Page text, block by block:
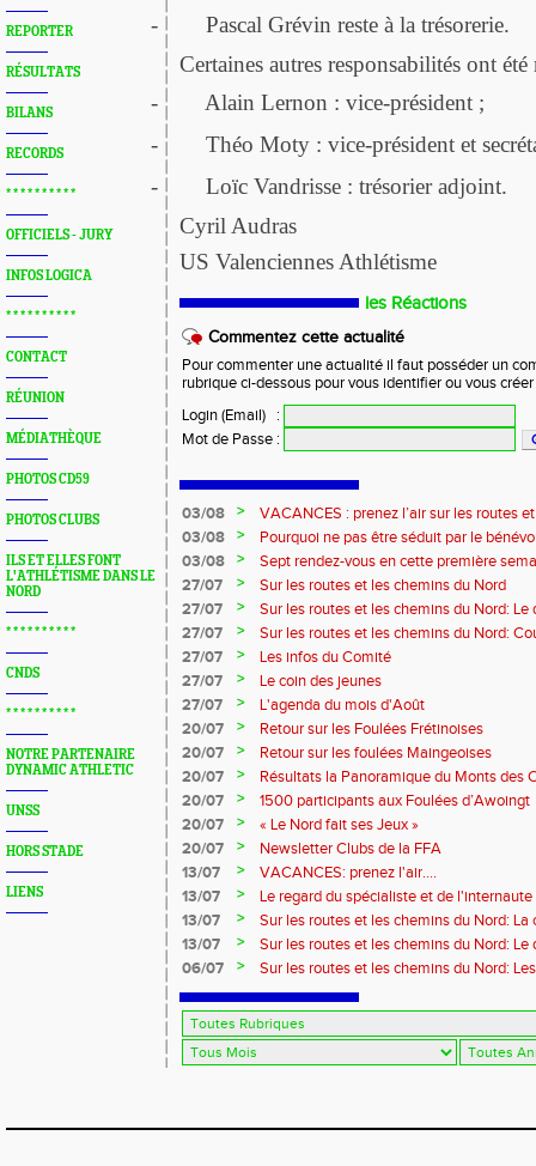
REPORTER
RÉSULTATS
BILANS
RECORDS
* * * * * * * * * *
OFFICIELS - JURY
INFOS LOGICA
* * * * * * * * * *
CONTACT
RÉUNION
MÉDIATHÈQUE
PHOTOS CD59
PHOTOS CLUBS
ILS ET ELLES FONT
L'ATHLÉTISME DANS LE
NORD
* * * * * * * * * *
CNDS
* * * * * * * * * *
NOTRE PARTENAIRE
DYNAMIC ATHLETIC
UNSS
HORS STADE
LIENS
-
Pascal Grévin reste à la trésorerie.
Certaines autres responsabilités ont été
-
Alain Lernon : vice-président ;
-
Théo Moty : vice-président et
-
Loïc Vandrisse : trésorier adjoint.
Cyril Audras
US Valenciennes Athlétisme
les Réactions
Commentez cette actualité
Pour commenter une actualité il faut posséder un
rubrique ci-dessous pour vous identifier ou vous
Login (Email)
:
Mot de Passe :
03/08 >
VACANCES : prenez l’air sur les routes
03/08
>
Pourquoi ne pas être séduit par le
?...
03/08 >
Sept rendez-vous en cette première
27/07
>
Sur les routes et les chemins du Nord
27/07
>
Sur les routes et les chemins du Nord:
27/07
>
Sur les routes et les chemins du Nord:
Marque
27/07 >
Les infos du Comité
27/07
>
Le coin des jeunes
27/07
>
L'agenda du mois d'Août
20/07
>
Retour sur les Foulées Frétinoises
20/07
>
Retour sur les foulées Maingeoises
20/07
>
Résultats la Panoramique du Monts des
20/07
>
1500 participants aux Foulées d’Awoingt
20/07
>
« Le Nord fait ses Jeux »
20/07
>
Newsletter Clubs de la FFA
13/07
>
VACANCES: prenez l'air....
13/07
>
Le regard du spécialiste et de l'internaute
13/07
>
Sur les routes et les chemins du Nord: La
13/07
>
Sur les routes et les chemins du Nord:
06/07
> Sur les routes et les chemins du Nord: